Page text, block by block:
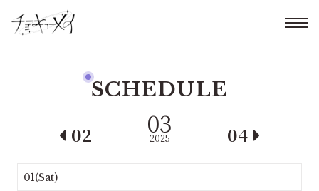
SCHEDULE
03
2025
02 04
01(Sat)